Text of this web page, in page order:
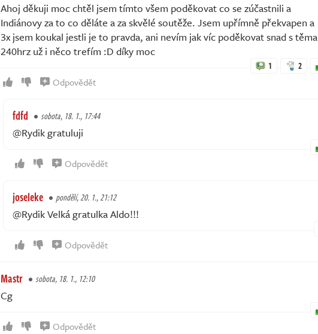
Ahoj děkuji moc chtěl jsem tímto všem poděkovat co se zúčastnili a
Indiánovy za to co děláte a za skvělé soutěže. Jsem upřímně překvapen a
3x jsem koukal jestli je to pravda, ani nevím jak víc poděkovat snad s těma
240hrz už i něco trefím :D díky moc
1 2
Odpovědět
fdfd sobota, 18. 1., 17:44
@Rydik gratuluji
Odpovědět
joseleke pondělí, 20. 1., 21:12
@Rydik Velká gratulka Aldo!!!
Odpovědět
Mastr sobota, 18. 1., 12:10
Cg
Odpovědět